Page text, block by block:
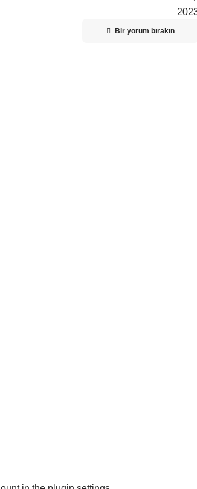
Bir yorum bırakın